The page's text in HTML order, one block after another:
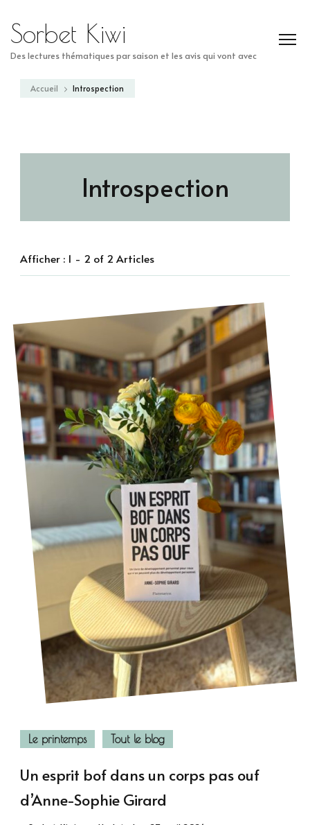
Sorbet Kiwi
Des lectures thématiques par saison et les avis qui vont avec
Accueil Introspection
Introspection
Afficher : 1 - 2 of 2 Articles
Le printemps Tout le blog
Un esprit bof dans un corps pas ouf
d’Anne-Sophie Girard